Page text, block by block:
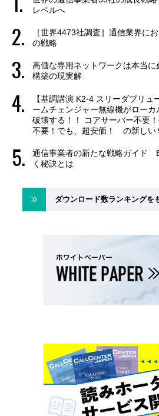
レベルへ
［世界4473社調査］通信業界に
の戦略
高価な専用ネットワークは本当に
構築の現実解
【基調講演 K2-4 スリーダブリ
ームチェンジャー無線機がロー
破壊する！！ コアサーバー不要
不要！でも、超安価！ の新しい
通信事業者の新たな戦略ガイド
く秘訣とは
ダウンロード数ランキングを